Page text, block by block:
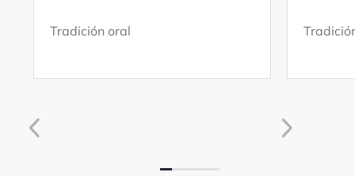
Tradición oral